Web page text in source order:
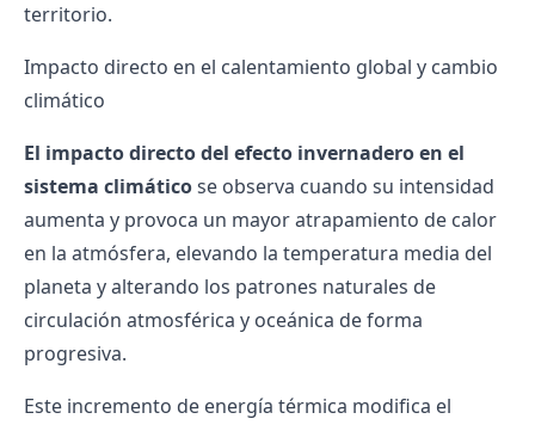
territorio.
Impacto directo en el calentamiento global y cambio
climático
El impacto directo del efecto invernadero en el
sistema climáticose observa cuando su intensidad
aumenta y provoca un mayor atrapamiento de calor
en la atmósfera, elevando la temperatura media del
planeta y alterando los patrones naturales de
circulación atmosférica y oceánica de forma
progresiva.
Este incremento de energía térmica modifica el